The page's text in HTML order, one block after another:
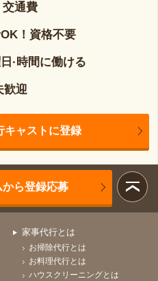
通費
！資格不要
·時間に働ける
歓迎
キャストに登録
から登録応募
家事代行とは
お掃除代行とは
お料理代行とは
ハウスクリーニングとは